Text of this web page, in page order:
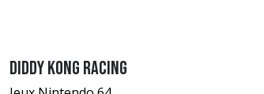
Diddy Kong Racing